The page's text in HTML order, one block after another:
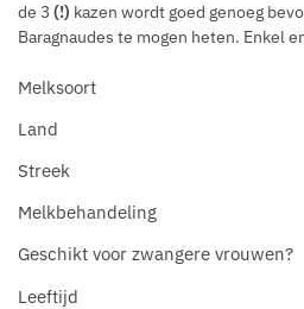
de 3 (!) kazen wordt goed genoeg
Baragnaudes te mogen heten. Enkel
Melksoort
Land
Streek
Melkbehandeling
Geschikt voor zwangere vrouwen?
Leeftijd